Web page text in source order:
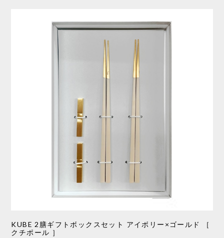
KUBE 2膳ギフトボックスセット アイボリー×ゴールド ［
クチポール ］